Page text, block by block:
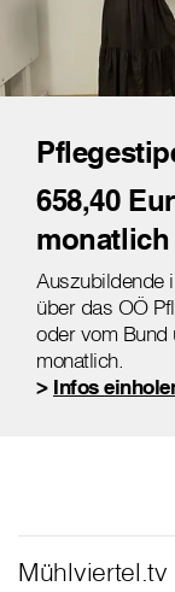
658,40
monatlich
Auszubildende
über das OÖ
oder vom Bund
monatlich.
> Infos
Mühlviertel.tv